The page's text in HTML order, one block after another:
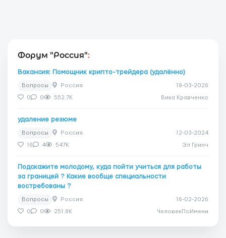
Форум "Россия":
Вакансия: Помощник крипто-трейдера (удалённо)
Вопросы Россия 18-03-2026
0 0 552.7K Вика Кравченко
удаление резюме
Вопросы Россия 12-03-2024
16 4 547K Эл Гринч
Подскажите молодому, куда пойти учиться для работы
за границей ? Какие вообще специальности
востребованы ?
Вопросы Россия 16-02-2026
0 0 251.8K ЧеловекПоИмени